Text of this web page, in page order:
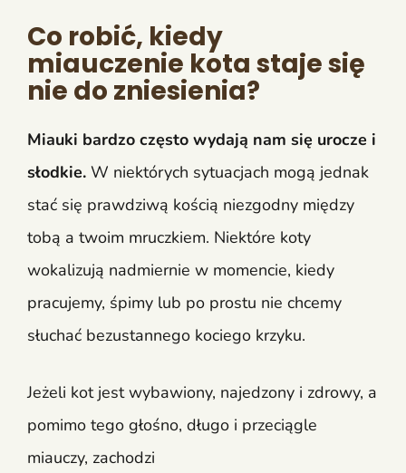
Co robić, kiedy
miauczenie kota staje się
nie do zniesienia?
Miauki bardzo często wydają nam się urocze i
słodkie. W niektórych sytuacjach mogą jednak
stać się prawdziwą kością niezgodny między
tobą a twoim mruczkiem. Niektóre koty
wokalizują nadmiernie w momencie, kiedy
pracujemy, śpimy lub po prostu nie chcemy
słuchać bezustannego kociego krzyku.
Jeżeli kot jest wybawiony, najedzony i zdrowy, a
pomimo tego głośno, długo i przeciągle
miauczy, zachodzi